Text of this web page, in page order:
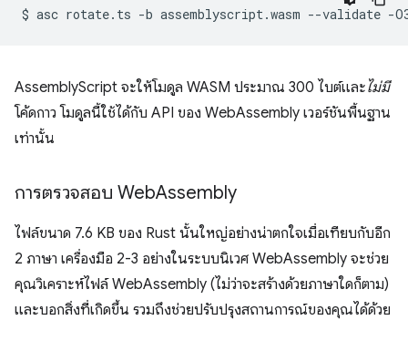
$ asc rotate.ts -b assemblyscript.wasm --validate
AssemblyScript จะให้โมดูล WASM ประมาณ 300 ไบต์และไม่มี
โค้ดกาว โมดูลนี้ใช้ได้กับ API ของ WebAssembly เวอร์ชันพื้นฐาน
เท่านั้น
การตรวจสอบ WebAssembly
ไฟล์ขนาด 7.6 KB ของ Rust นั้นใหญ่อย่างน่าตกใจเมื่อเทียบกับอีก
2 ภาษา เครื่องมือ 2-3 อย่างในระบบนิเวศ WebAssembly จะช่วย
คุณวิเคราะห์ไฟล์ WebAssembly (ไม่ว่าจะสร้างด้วยภาษาใดก็ตาม)
และบอกสิ่งที่เกิดขึ้น รวมถึงช่วยปรับปรุงสถานการณ์ของคุณได้ด้วย